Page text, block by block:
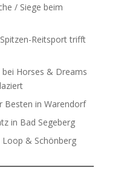
/ Siege beim
Reitsport trifft
Horses & Dreams
Besten in Warendorf
in Bad Segeberg
& Schönberg